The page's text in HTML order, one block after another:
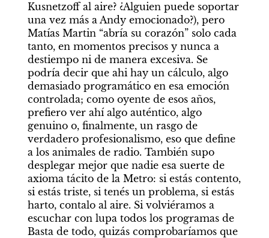
Kusnetzoff al aire? ¿Alguien puede soportar
una vez más a Andy emocionado?), pero
Matías Martin “abría su corazón” solo cada
tanto, en momentos precisos y nunca a
destiempo ni de manera excesiva. Se
podría decir que ahi hay un cálculo, algo
demasiado programático en esa emoción
controlada; como oyente de esos años,
prefiero ver ahí algo auténtico, algo
genuino o, finalmente, un rasgo de
verdadero profesionalismo, eso que define
a los animales de radio. También supo
desplegar mejor que nadie esa suerte de
axioma tácito de la Metro: si estás contento,
si estás triste, si tenés un problema, si estás
harto, contalo al aire. Si volviéramos a
escuchar con lupa todos los programas de
Basta de todo, quizás comprobaríamos que